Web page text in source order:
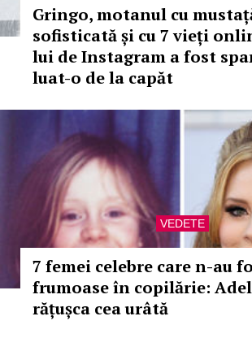
Gringo, motanul cu
sofisticată și cu 7 vieți
lui de Instagram a fost
luat-o de la capăt
VEDETE
7 femei celebre care n-au
frumoase în copilărie:
rățușca cea urâtă